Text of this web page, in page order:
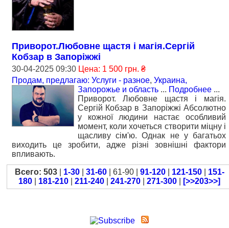
Приворот.Любовне щастя і магія.Сергій
Кобзар в Запоріжжі
30-04-2025 09:30 Цена: 1 500 грн. ₴
Продам, предлагаю: Услуги - разное, Украина,
Запорожье и область ... Подробнее ...
Приворот. Любовне щастя і магія.
Сергій Кобзар в Запоріжжі Абсолютно
у кожної людини настає особливий
момент, коли хочеться створити міцну і
щасливу сім'ю. Однак не у багатьох
виходить це зробити, адже різні зовнішні фактори
впливають.
Всего: 503| 1-30| 31-60| 61-90 | 91-120| 121-150| 151-
180
181-210 211-240 241-270 271-300 [>>203>>]